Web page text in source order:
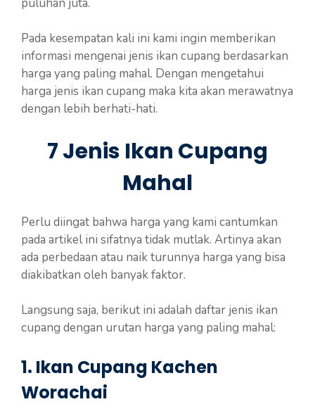
Pada kesempatan kali ini kami ingin memberikan
informasi mengenai jenis ikan cupang berdasarkan
harga yang paling mahal. Dengan mengetahui
harga jenis ikan cupang maka kita akan merawatnya
dengan lebih berhati-hati.
7 Jenis Ikan Cupang
Mahal
Perlu diingat bahwa harga yang kami cantumkan
pada artikel ini sifatnya tidak mutlak. Artinya akan
ada perbedaan atau naik turunnya harga yang bisa
diakibatkan oleh banyak faktor.
Langsung saja, berikut ini adalah daftar jenis ikan
cupang dengan urutan harga yang paling mahal:
1. Ikan Cupang Kachen
Worachai